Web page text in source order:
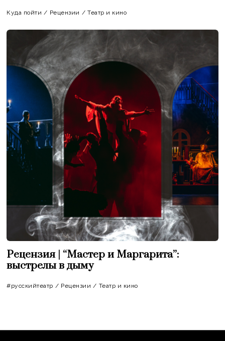
Куда пойти / Рецензии / Театр и кино
Рецензия | “Мастер и Маргарита”:
выстрелы в дыму
#русскийтеатр / Рецензии / Театр и кино